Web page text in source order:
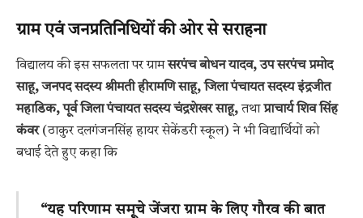
ग्राम एवं जनप्रतिनिधियों की ओर से सराहना
विद्यालय की इस सफलता पर ग्रामसरपंच बोधन यादव, उप सरपंच प्रमोद
साहू, जनपद सदस्य श्रीमती हीरामणि साहू, जिला पंचायत सदस्य इंद्रजीत
महाडिक, पूर्व जिला पंचायत सदस्य चंद्रशेखर साहू,तथाप्राचार्य शिव सिंह
कंवर(ठाकुर दलगंजनसिंह हायर सेकेंडरी स्कूल) ने भी विद्यार्थियों को
बधाई देते हुए कहा कि
“यह परिणाम समूचे जेंजरा ग्राम के लिए गौरव की बात